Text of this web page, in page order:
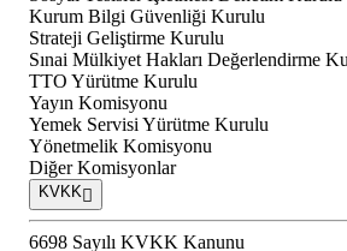
Kurum Bilgi Güvenliği Kurulu
Strateji Geliştirme Kurulu
Sınai Mülkiyet Hakları Değerlendirme
TTO Yürütme Kurulu
Yayın Komisyonu
Yemek Servisi Yürütme Kurulu
Yönetmelik Komisyonu
Diğer Komisyonlar
KVKK
6698 Sayılı KVKK Kanunu